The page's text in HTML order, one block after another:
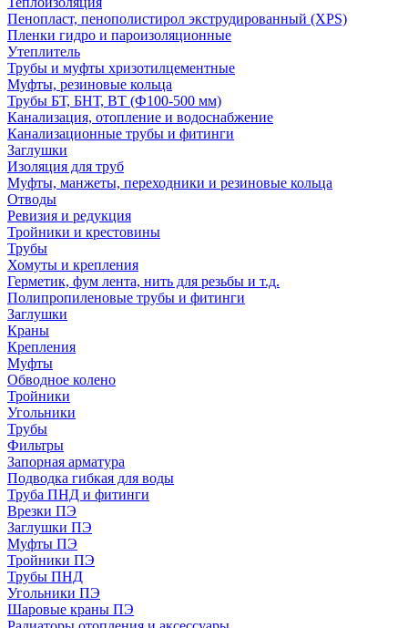
Пенопласт, пенополистирол экструдированный (XPS)
Пленки гидро и пароизоляционные
Утеплитель
Трубы и муфты хризотилцементные
Муфты, резиновые кольца
Трубы БТ, БНТ, ВТ (Ф100-500 мм)
Канализация, отопление и водоснабжение
Канализационные трубы и фитинги
Заглушки
Изоляция для труб
Муфты, манжеты, переходники и резиновые кольца
Отводы
Ревизия и редукция
Тройники и крестовины
Трубы
Хомуты и крепления
Герметик, фум лента, нить для резьбы и т.д.
Полипропиленовые трубы и фитинги
Заглушки
Краны
Крепления
Муфты
Обводное колено
Тройники
Угольники
Трубы
Фильтры
Запорная арматура
Подводка гибкая для воды
Труба ПНД и фитинги
Врезки ПЭ
Заглушки ПЭ
Муфты ПЭ
Тройники ПЭ
Трубы ПНД
Угольники ПЭ
Шаровые краны ПЭ